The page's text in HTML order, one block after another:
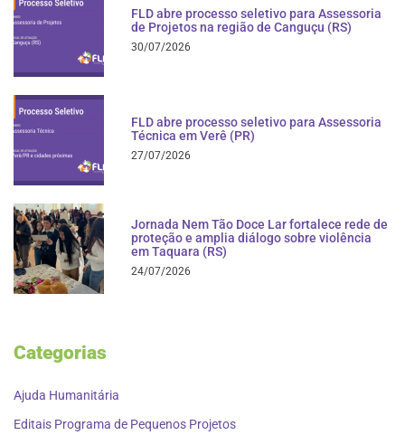
FLD abre processo seletivo para Assessoria
de Projetos na região de Canguçu (RS)
30/07/2026
FLD abre processo seletivo para Assessoria
Técnica em Verê (PR)
27/07/2026
Jornada Nem Tão Doce Lar fortalece rede de
proteção e amplia diálogo sobre violência
em Taquara (RS)
24/07/2026
Categorias
Ajuda Humanitária
Editais Programa de Pequenos Projetos